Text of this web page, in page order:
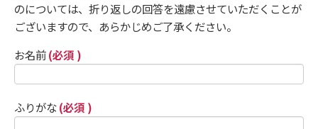
のについては、折り返しの回答を遠慮させていただくことが
ございますので、あらかじめご了承ください。
お名前(必須 )
ふりがな(必須 )